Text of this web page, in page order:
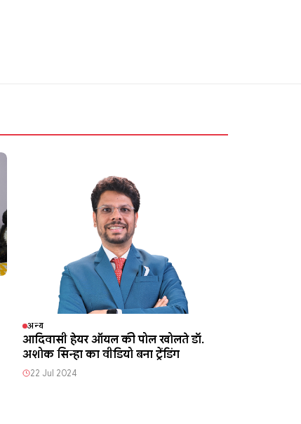
अन्य
आदिवासी हेयर ऑयल की पोल खोलते डॉ.
अशोक सिन्हा का वीडियो बना ट्रेंडिंग
22 Jul 2024